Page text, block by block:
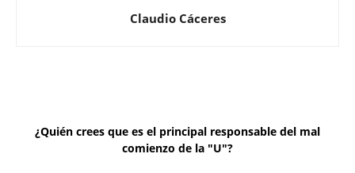
Claudio Cáceres
¿Quién crees que es el principal responsable del mal
comienzo de la "U"?